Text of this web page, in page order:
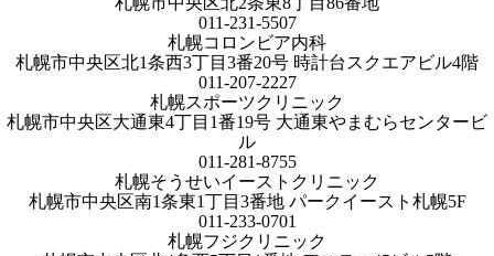
011-231-5507
札幌コロンビア内科
札幌市中央区北1条西3丁目3番20号 時計台スクエアビル4階
011-207-2227
札幌スポーツクリニック
札幌市中央区大通東4丁目1番19号 大通東やまむらセンタービ
ル
011-281-8755
札幌そうせいイーストクリニック
札幌市中央区南1条東1丁目3番地 パークイースト札幌5F
011-233-0701
札幌フジクリニック